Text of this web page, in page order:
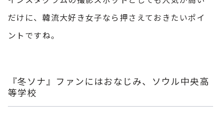
だけに、韓流大好き女子なら押さえておきたいポイ
ントですね。
『冬ソナ』ファンにはおなじみ、ソウル中央高
等学校